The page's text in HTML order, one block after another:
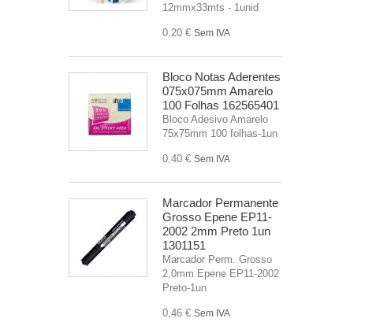
12mmx33mts - 1unid
0,20 € Sem IVA
Bloco Notas Aderentes
075x075mm Amarelo
100 Folhas 162565401
Bloco Adesivo Amarelo
75x75mm 100 folhas-1un
0,40 € Sem IVA
Marcador Permanente
Grosso Epene EP11-
2002 2mm Preto 1un
1301151
Marcador Perm. Grosso
2,0mm Epene EP11-2002
Preto-1un
0,46 € Sem IVA